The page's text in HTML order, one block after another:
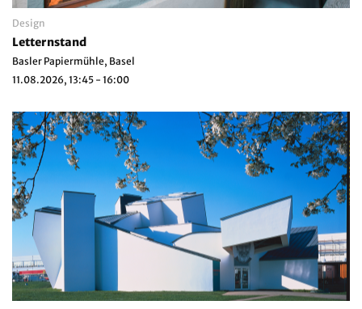
Design
Letternstand
Basler Papiermühle, Basel
11.08.2026, 13:45 - 16:00